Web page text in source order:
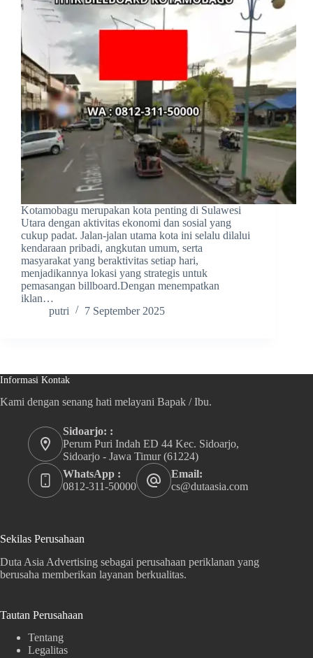
Kotamobagu merupakan kota penting di Sulawesi
Utara dengan aktivitas ekonomi dan sosial yang
cukup padat. Jalan-jalan utama kota ini selalu dilalui
kendaraan pribadi, angkutan umum, serta
masyarakat yang beraktivitas setiap hari,
menjadikannya lokasi yang strategis untuk
pemasangan billboard.Dengan menempatkan
iklan…
putri
7 September 2025
Informasi Kontak
Kami dengan senang hati melayani Bapak / Ibu.
Sidoarjo: :
Perum Puri Indah ED 44 Kec. Sidoarjo,
Sidoarjo - Jawa Timur (61224)
WhatsApp :
0812-311-50000
Email:
cs@dutaasia.com
Sekilas Perusahaan
Duta Asia Advertising sebagai perusahaan periklanan yang
berusaha memberikan layanan berkualitas.
Tautan Perusahaan
Tentang
Legalitas